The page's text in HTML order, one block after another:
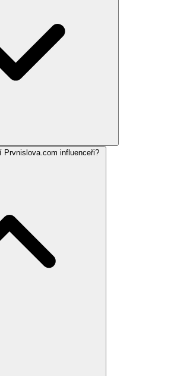
influenceři?